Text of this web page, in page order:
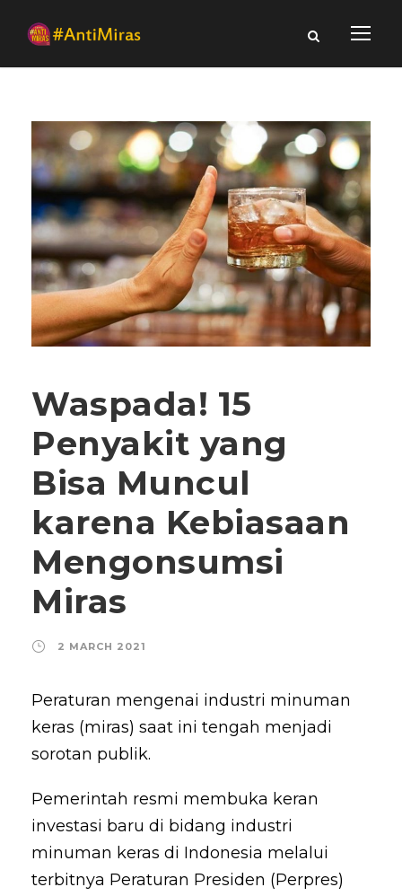
Waspada! 15
Penyakit yang
Bisa Muncul
karena Kebiasaan
Mengonsumsi
Miras
2 MARCH 2021
Peraturan mengenai industri minuman
keras (miras) saat ini tengah menjadi
sorotan publik.
Pemerintah resmi membuka keran
investasi baru di bidang industri
minuman keras di Indonesia melalui
terbitnya Peraturan Presiden (Perpres)